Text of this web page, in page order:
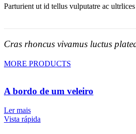
Parturient ut id tellus vulputatre ac
Cras rhoncus vivamus luctus
MORE PRODUCTS
A bordo de um veleiro
Ler mais
Vista rápida